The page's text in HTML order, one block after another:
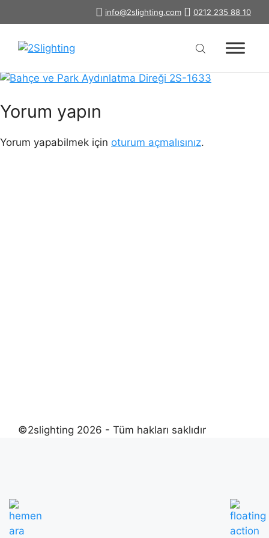
atla
info@2slighting.com 0212 235 88 10
bahce-park-aydinlatma-diregi-2s-
1633
Yorum yapın
Yorum yapabilmek için oturum açmalısınız.
©2slighting 2026 - Tüm hakları saklıdır